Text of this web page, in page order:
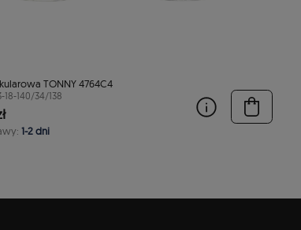
TONNY 4764C4
18-140/34/138
1-2 dni